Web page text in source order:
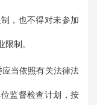
，也不得对未参加
制。
当依照有关法律法
监督检查计划，按